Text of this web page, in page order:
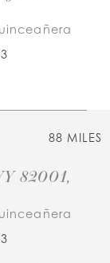
88 MILES
82001,